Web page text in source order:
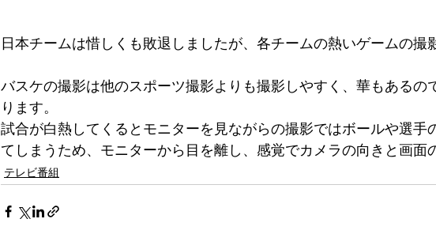
日本チームは惜しくも敗退しましたが、各チームの熱いゲームの撮
バスケの撮影は他のスポーツ撮影よりも撮影しやすく、華もあるの
ります。
試合が白熱してくるとモニターを見ながらの撮影ではボールや選手
てしまうため、モニターから目を離し、感覚でカメラの向きと画面
テレビ番組